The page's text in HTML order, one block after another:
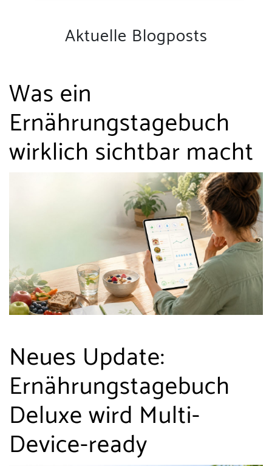
Aktuelle Blogposts
Was ein
Ernährungstagebuch
wirklich sichtbar macht
Neues Update:
Ernährungstagebuch
Deluxe wird Multi-
Device-ready